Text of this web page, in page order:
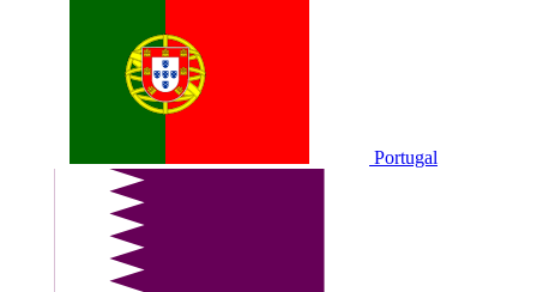
Portugal